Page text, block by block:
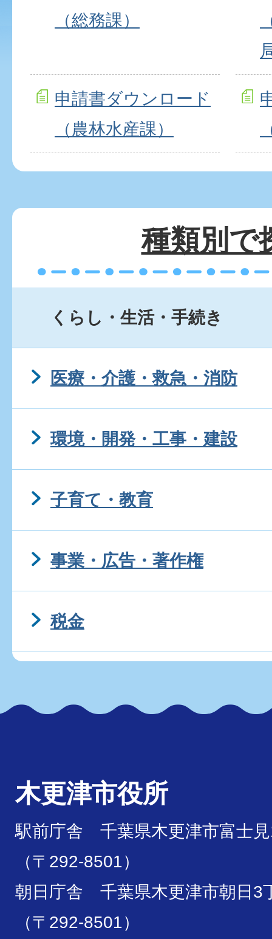
（総務課）
申請書ダウンロード
（農林水産課）
種類別で
くらし・生活・手続き
医療・介護・救急・消防
環境・開発・工事・建設
子育て・教育
事業・広告・著作権
税金
木更津市役所
駅前庁舎 千葉県木更津市富士
（〒292-8501）
朝日庁舎 千葉県木更津市朝日3
（〒292-8501）